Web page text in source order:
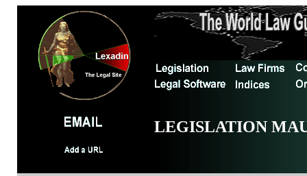
LEGISLATION